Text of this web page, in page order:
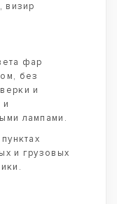
визир
фар
без
и
и
лампами.
и грузовых